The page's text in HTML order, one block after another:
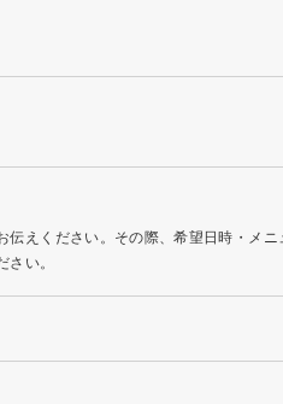
えください。その際、希望日時・メ
い。